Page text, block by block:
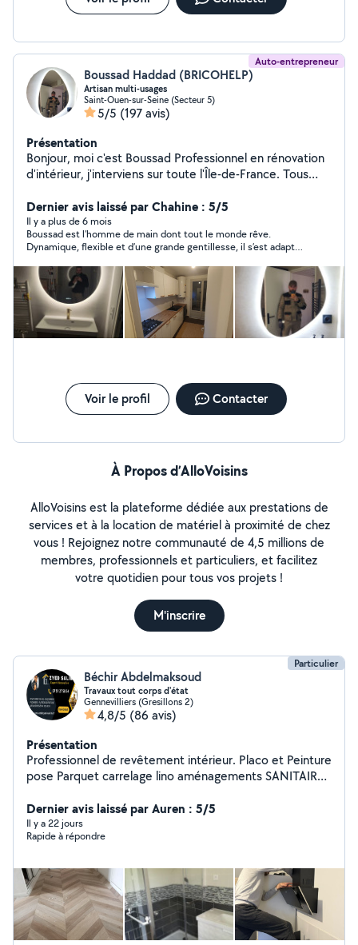
Auto-entrepreneur
Boussad Haddad (BRICOHELP)
Artisan multi-usages
Saint-Ouen-sur-Seine (Secteur 5)
5/5 (197 avis)
Présentation
Bonjour, moi c'est Boussad Professionnel en rénovation
d'intérieur, j'interviens sur toute l'Île-de-France. Tous
quotidien : réparations, installations et diverses
interventions. Je vous garantis un travail sérieux, soigné
et efficace, avec une vraie attention aux détails. À
l'écoute de vos besoins, je vous accompagne pour
concrétiser vos projets dans les meilleures conditions.
N'hésitez pas à me contacter.
Dernier avis laissé par Chahine : 5/5
Il y a plus de 6 mois
Boussad est l’homme de main dont tout le monde rêve.
Dynamique, flexible et d’une grande gentillesse, il s’est adapté
dimanche. Il m’a parfaitement conseillé sur ce qu’il fallait
commander pour les petits travaux, et la qualité de son travail
comme des finitions est irréprochable. Il a même fait plus que
prévu sans changer le prix initial, et a pris le temps de
m’expliquer et de m’apprendre certaines astuces. C’est aussi
quelqu’un de très honnête : il ne cherche pas à survendre ses
Voir le profil Contacter
À Propos d’AlloVoisins
AlloVoisins est la plateforme dédiée aux prestations de
services et à la location de matériel à proximité de chez
vous ! Rejoignez notre communauté de 4,5 millions de
membres, professionnels et particuliers, et facilitez
votre quotidien pour tous vos projets !
M'inscrire
Particulier
Béchir Abdelmaksoud
Travaux tout corps d'état
Gennevilliers (Gresillons 2)
4,8/5 (86 avis)
Présentation
Professionnel de revêtement intérieur. Placo et Peinture
pose Parquet carrelage lino aménagements SANITAIRE
de carrelage pour sols et murs. Revêtements de sol :
Parquet, stratifié, vinyle, Lino dalle PVC moquette
Peinture : état des lieux dégât des eaux Intérieure et
meubles :pose de cuisine création dressing sure mesure
Rapide et efficace. Maçonnerie : Réparations,
constructions et rénovations.plaqout carreau de plâtre
pose porte et fenêtre Plomberie : Installation et
dépannage. SDB et sdd Bricolage général : Pour tous
Dernier avis laissé par Auren : 5/5
Il y a 22 jours
Rapide à répondre